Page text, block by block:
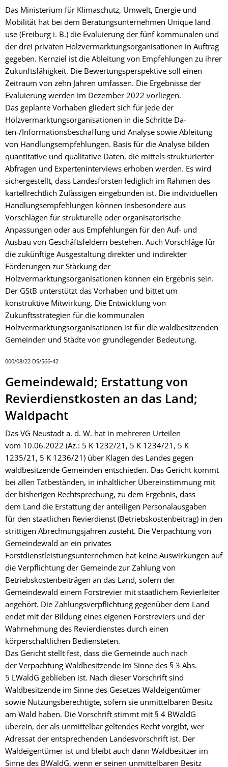
Das Ministerium für Klimaschutz, Umwelt, Energie und
Mobilität hat bei dem Beratungsunternehmen Unique land
use (Freiburg i. B.) die Evaluierung der fünf kommunalen und
der drei privaten Holzvermarktungsorganisationen in Auftrag
gegeben. Kernziel ist die Ableitung von Empfehlungen zu ihrer
Zukunftsfähigkeit. Die Bewertungsperspektive soll einen
Zeitraum von zehn Jahren umfassen. Die Ergebnisse der
Evaluierung werden im Dezember 2022 vorliegen.
Das geplante Vorhaben gliedert sich für jede der
Holzvermarktungsorganisationen in die Schritte Da-
ten-/Informationsbeschaffung und Analyse sowie Ableitung
von Handlungsempfehlungen. Basis für die Analyse bilden
quantitative und qualitative Daten, die mittels strukturierter
Abfragen und Experteninterviews erhoben werden. Es wird
sichergestellt, dass Landesforsten lediglich im Rahmen des
kartellrechtlich Zulässigen eingebunden ist. Die individuellen
Handlungsempfehlungen können insbesondere aus
Vorschlägen für strukturelle oder organisatorische
Anpassungen oder aus Empfehlungen für den Auf- und
Ausbau von Geschäftsfeldern bestehen. Auch Vorschläge für
die zukünftige Ausgestaltung direkter und indirekter
Förderungen zur Stärkung der
Holzvermarktungsorganisationen können ein Ergebnis sein.
Der GStB unterstützt das Vorhaben und bittet um
konstruktive Mitwirkung. Die Entwicklung von
Zukunftsstrategien für die kommunalen
Holzvermarktungsorganisationen ist für die waldbesitzenden
Gemeinden und Städte von grundlegender Bedeutung.
000/08/22 DS/566-42
Gemeindewald; Erstattung von
Revierdienstkosten an das Land;
Waldpacht
Das VG Neustadt a. d. W. hat in mehreren Urteilen
vom 10.06.2022 (Az.: 5 K 1232/21, 5 K 1234/21, 5 K
1235/21, 5 K 1236/21) über Klagen des Landes gegen
waldbesitzende Gemeinden entschieden. Das Gericht kommt
bei allen Tatbeständen, in inhaltlicher Übereinstimmung mit
der bisherigen Rechtsprechung, zu dem Ergebnis, dass
dem Land die Erstattung der anteiligen Personalausgaben
für den staatlichen Revierdienst (Betriebskostenbeitrag) in den
strittigen Abrechnungsjahren zusteht. Die Verpachtung von
Gemeindewald an ein privates
Forstdienstleistungsunternehmen hat keine Auswirkungen auf
die Verpflichtung der Gemeinde zur Zahlung von
Betriebskostenbeiträgen an das Land, sofern der
Gemeindewald einem Forstrevier mit staatlichem Revierleiter
angehört. Die Zahlungsverpflichtung gegenüber dem Land
endet mit der Bildung eines eigenen Forstreviers und der
Wahrnehmung des Revierdienstes durch einen
körperschaftlichen Bediensteten.
Das Gericht stellt fest, dass die Gemeinde auch nach
der Verpachtung Waldbesitzende im Sinne des § 3 Abs.
5 LWaldG geblieben ist. Nach dieser Vorschrift sind
Waldbesitzende im Sinne des Gesetzes Waldeigentümer
sowie Nutzungsberechtigte, sofern sie unmittelbaren Besitz
am Wald haben. Die Vorschrift stimmt mit § 4 BWaldG
überein, der als unmittelbar geltendes Recht vorgibt, wer
Adressat der entsprechenden Landesvorschrift ist. Der
Waldeigentümer ist und bleibt auch dann Waldbesitzer im
Sinne des BWaldG, wenn er seinen unmittelbaren Besitz